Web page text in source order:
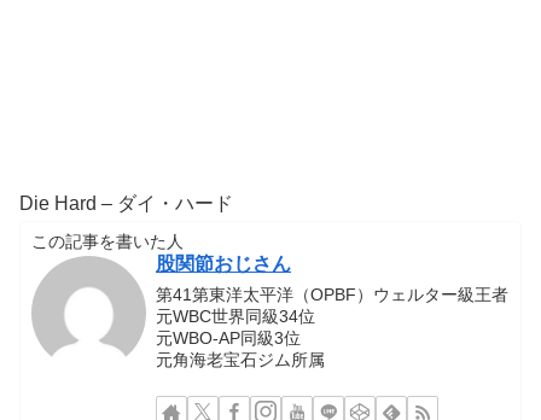
Die Hard – ダイ・ハード
この記事を書いた人
股関節おじさん
第41第東洋太平洋（OPBF）ウェルター級王者
元WBC世界同級34位
元WBO-AP同級3位
元角海老宝石ジム所属